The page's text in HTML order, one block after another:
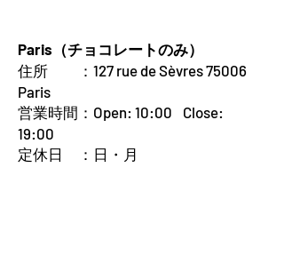
Paris（チョコレートのみ）
住所 ： 127 rue de Sèvres 75006
Paris
営業時間：Open: 10:00 Close:
19:00
定休日 ：日・月